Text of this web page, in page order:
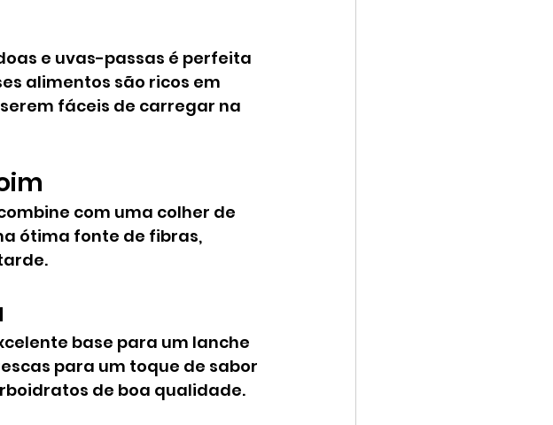
e uvas-passas é perfeita
alimentos são ricos em
fáceis de carregar na
com uma colher de
ótima fonte de fibras,
base para um lanche
para um toque de sabor
de boa qualidade.